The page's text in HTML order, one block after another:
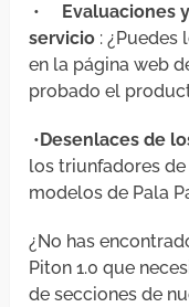
•
Evaluaciones
servicio :
en la página web
probado el
• Desenlaces de
los triunfadores
modelos de Pala
¿No has
Piton 1.0 que
de secciones de